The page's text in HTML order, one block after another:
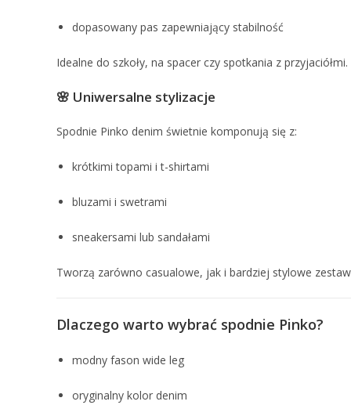
dopasowany pas zapewniający stabilność
Idealne do szkoły, na spacer czy spotkania z przyjaciółmi.
🌸 Uniwersalne stylizacje
Spodnie Pinko denim świetnie komponują się z:
krótkimi topami i t-shirtami
bluzami i swetrami
sneakersami lub sandałami
Tworzą zarówno casualowe, jak i bardziej stylowe
Dlaczego warto wybrać spodnie Pinko?
modny fason wide leg
oryginalny kolor denim